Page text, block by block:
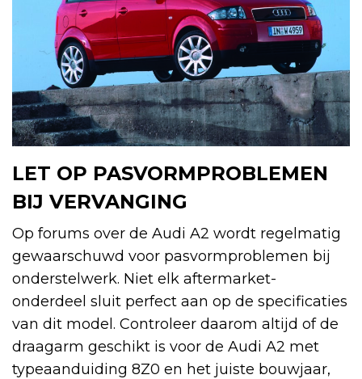
LET OP PASVORMPROBLEMEN
BIJ VERVANGING
Op forums over de Audi A2 wordt regelmatig
gewaarschuwd voor pasvormproblemen bij
onderstelwerk. Niet elk aftermarket-
onderdeel sluit perfect aan op de specificaties
van dit model. Controleer daarom altijd of de
draagarm geschikt is voor de Audi A2 met
typeaanduiding 8Z0 en het juiste bouwjaar,